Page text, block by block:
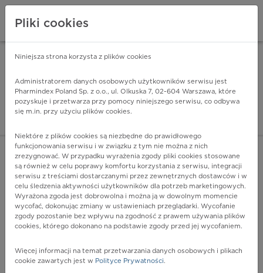
Pharmindex - lider
ZALOGUJ SIĘ
POKAŻ FILTRY
Pharmindex
Pliki cookies
Niniejsza strona korzysta z plików cookies
Administratorem danych osobowych użytkowników serwisu jest
Pharmindex Poland Sp. z o.o., ul. Olkuska 7, 02-604 Warszawa, które
pozyskuje i przetwarza przy pomocy niniejszego serwisu, co odbywa
się m.in. przy użyciu plików cookies.
Niektóre z plików cookies są niezbędne do prawidłowego
funkcjonowania serwisu i w związku z tym nie można z nich
zrezygnować. W przypadku wyrażenia zgody pliki cookies stosowane
są również w celu poprawy komfortu korzystania z serwisu, integracji
serwisu z treściami dostarczanymi przez zewnętrznych dostawców i w
celu śledzenia aktywności użytkowników dla potrzeb marketingowych.
Wyrażona zgoda jest dobrowolna i można ją w dowolnym momencie
wycofać, dokonując zmiany w ustawieniach przeglądarki. Wycofanie
zgody pozostanie bez wpływu na zgodność z prawem używania plików
cookies, którego dokonano na podstawie zgody przed jej wycofaniem.
Więcej informacji na temat przetwarzania danych osobowych i plikach
cookie zawartych jest w Polityce Prywatności.
ZA DARMO - w Google Play INSTALUJ